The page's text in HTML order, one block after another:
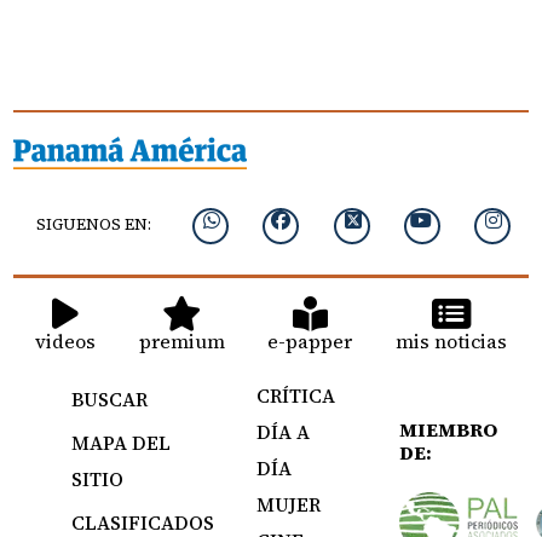
SIGUENOS EN:
videos premium e-papper mis noticias
BUSCAR
MAPA DEL
SITIO
CLASIFICADOS
CRÍTICA
DÍA A
DÍA
MUJER
MIEMBRO
DE: